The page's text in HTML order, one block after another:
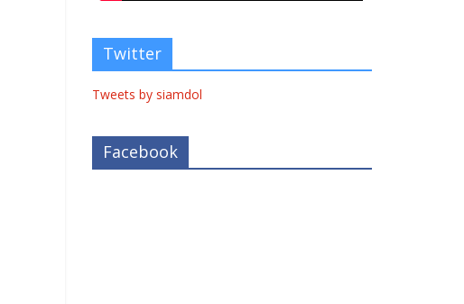
Twitter
Tweets by siamdol
Facebook